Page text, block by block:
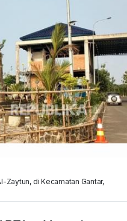
Zaytun, di Kecamatan Gantar,